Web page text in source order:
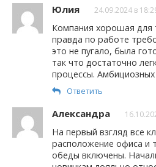
Юлия 24.09.2024 в
Компания хорошая для
правда по работе
это не пугало, была
так что достаточно
процессы.
Ответить
Александра
На первый взгляд все
расположение офиса и
обеды включены.